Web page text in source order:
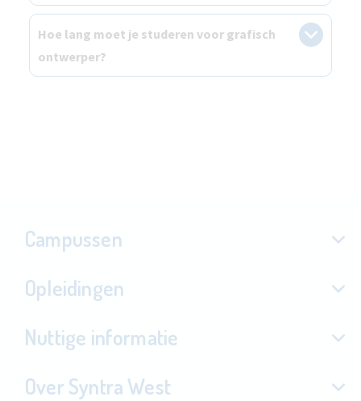
Hoe lang moet je studeren voor grafisch
ontwerper?
Campussen
Opleidingen
Nuttige informatie
Over Syntra West